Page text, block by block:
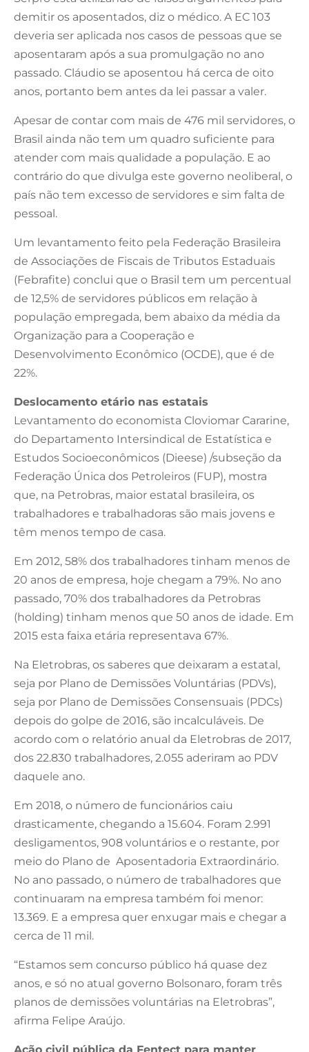
demitir os aposentados, diz o médico. A EC 103
deveria ser aplicada nos casos de pessoas que se
aposentaram após a sua promulgação no ano
passado. Cláudio se aposentou há cerca de oito
anos, portanto bem antes da lei passar a valer.
Apesar de contar com mais de 476 mil servidores, o
Brasil ainda não tem um quadro suficiente para
atender com mais qualidade a população. E ao
contrário do que divulga este governo neoliberal, o
país não tem excesso de servidores e sim falta de
pessoal.
Um levantamento feito pela Federação Brasileira
de Associações de Fiscais de Tributos Estaduais
(Febrafite) conclui que o Brasil tem um percentual
de 12,5% de servidores públicos em relação à
população empregada, bem abaixo da média da
Organização para a Cooperação e
Desenvolvimento Econômico (OCDE), que é de
22%.
Deslocamento etário nas estatais
Levantamento do economista Cloviomar Cararine,
do Departamento Intersindical de Estatística e
Estudos Socioeconômicos (Dieese) /subseção da
Federação Única dos Petroleiros (FUP), mostra
que, na Petrobras, maior estatal brasileira, os
trabalhadores e trabalhadoras são mais jovens e
têm menos tempo de casa.
Em 2012, 58% dos trabalhadores tinham menos de
20 anos de empresa, hoje chegam a 79%. No ano
passado, 70% dos trabalhadores da Petrobras
(holding) tinham menos que 50 anos de idade. Em
2015 esta faixa etária representava 67%.
Na Eletrobras, os saberes que deixaram a estatal,
seja por Plano de Demissões Voluntárias (PDVs),
seja por Plano de Demissões Consensuais (PDCs)
depois do golpe de 2016, são incalculáveis. De
acordo com o relatório anual da Eletrobras de 2017,
dos 22.830 trabalhadores, 2.055 aderiram ao PDV
daquele ano.
Em 2018, o número de funcionários caiu
drasticamente, chegando a 15.604. Foram 2.991
desligamentos, 908 voluntários e o restante, por
meio do Plano de Aposentadoria Extraordinário.
No ano passado, o número de trabalhadores que
continuaram na empresa também foi menor:
13.369. E a empresa quer enxugar mais e chegar a
cerca de 11 mil.
“Estamos sem concurso público há quase dez
anos, e só no atual governo Bolsonaro, foram três
planos de demissões voluntárias na Eletrobras”,
afirma Felipe Araújo.